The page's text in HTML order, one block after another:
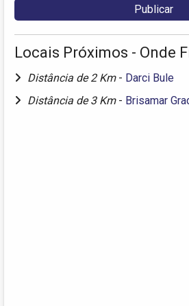
Locais Próximos - Onde
Distância de 2 Km - Darci Bule
Distância de 3 Km - Brisamar